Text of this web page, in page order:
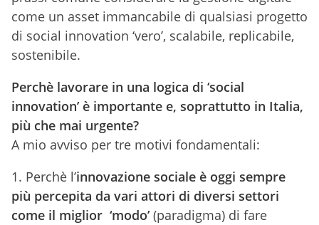
come un asset immancabile di qualsiasi progetto
di social innovation ‘vero’, scalabile, replicabile,
sostenibile.
Perchè lavorare in una logica di ‘social
innovation’ è importante e, soprattutto in Italia,
più che mai urgente?
A mio avviso per tre motivi fondamentali:
1. Perchè l’innovazione sociale è oggi sempre
più percepita da vari attori di diversi settori
come il miglior ‘modo’(paradigma) di fare